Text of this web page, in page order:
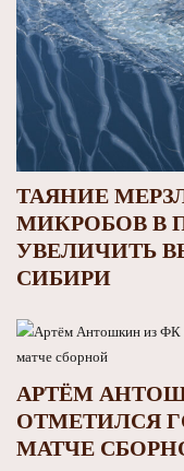
ТАЯНИЕ
МИКРОБОВ В
УВЕЛИЧИТЬ
СИБИРИ
АРТЁМ
ОТМЕТИЛСЯ
МАТЧЕ